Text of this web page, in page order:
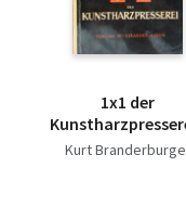
1x1 der
(AKurt